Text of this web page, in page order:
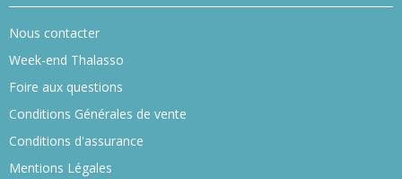
Nous contacter
Week-end Thalasso
Foire aux questions
Conditions Générales de vente
Conditions d'assurance
Mentions Légales